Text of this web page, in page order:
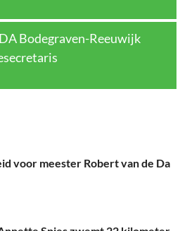
Bodegraven-Reeuwijk
voor meester Robert van de Da